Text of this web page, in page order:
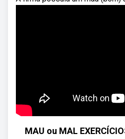
MAU ou MAL